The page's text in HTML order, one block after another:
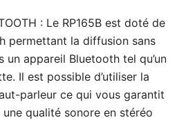
: Le RP165B est doté de
permettant la diffusion sans
un appareil Bluetooth tel qu’un
Il est possible d’utiliser la
parleur ce qui vous garantit
qualité sonore en stéréo